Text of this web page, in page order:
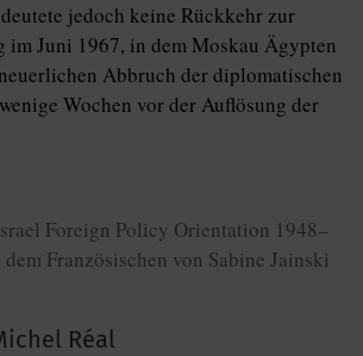
jedoch keine Rückkehr zur
im Juni 1967, in dem Moskau Ägypten
Abbruch der diplomatischen
Wochen vor der Auflösung der
Foreign Policy Orientation 1948–
Französischen von Sabine Jainski
Réal